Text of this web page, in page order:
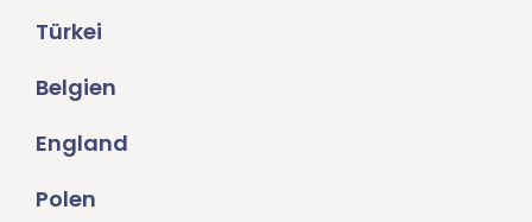
Türkei
Belgien
England
Polen